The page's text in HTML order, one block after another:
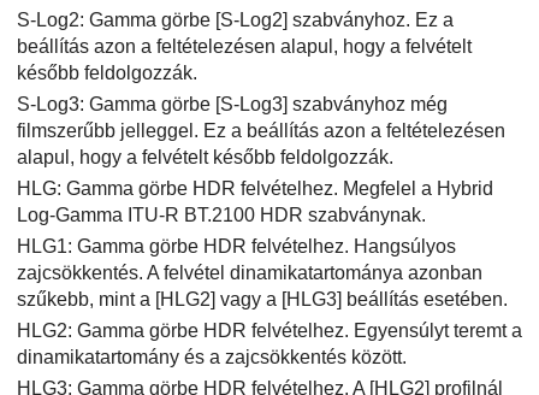
S-Log2: Gamma görbe [S-Log2] szabványhoz. Ez a
beállítás azon a feltételezésen alapul, hogy a felvételt
később feldolgozzák.
S-Log3: Gamma görbe [S-Log3] szabványhoz még
filmszerűbb jelleggel. Ez a beállítás azon a feltételezésen
alapul, hogy a felvételt később feldolgozzák.
HLG: Gamma görbe HDR felvételhez. Megfelel a Hybrid
Log-Gamma ITU-R BT.2100 HDR szabványnak.
HLG1: Gamma görbe HDR felvételhez. Hangsúlyos
zajcsökkentés. A felvétel dinamikatartománya azonban
szűkebb, mint a [HLG2] vagy a [HLG3] beállítás esetében.
HLG2: Gamma görbe HDR felvételhez. Egyensúlyt teremt a
dinamikatartomány és a zajcsökkentés között.
HLG3: Gamma görbe HDR felvételhez. A [HLG2] profilnál